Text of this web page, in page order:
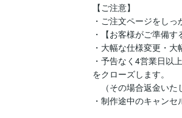
【ご注意】
・ご注文ページをしっ
・【お客様がご準備す
・大幅な仕様変更・
・予告なく4営業日以
をクローズします。
（その場合返金いた